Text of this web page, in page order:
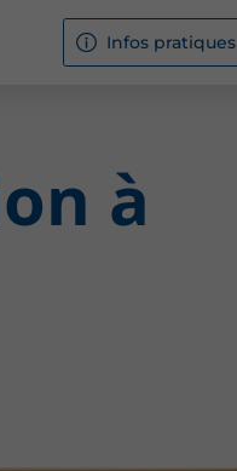
Infos pratiques
à